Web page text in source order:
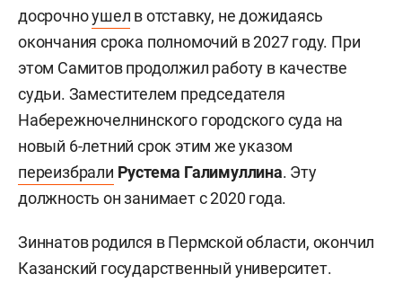
досрочноушел в отставку, не дожидаясь
окончания срока полномочий в 2027 году. При
этом Самитов продолжил работу в качестве
судьи. Заместителем председателя
Набережночелнинского городского суда на
новый 6-летний срок этим же указом
переизбрали Рустема Галимуллина. Эту
должность он занимает с 2020 года.
Зиннатов родился в Пермской области, окончил
Казанский государственный университет.